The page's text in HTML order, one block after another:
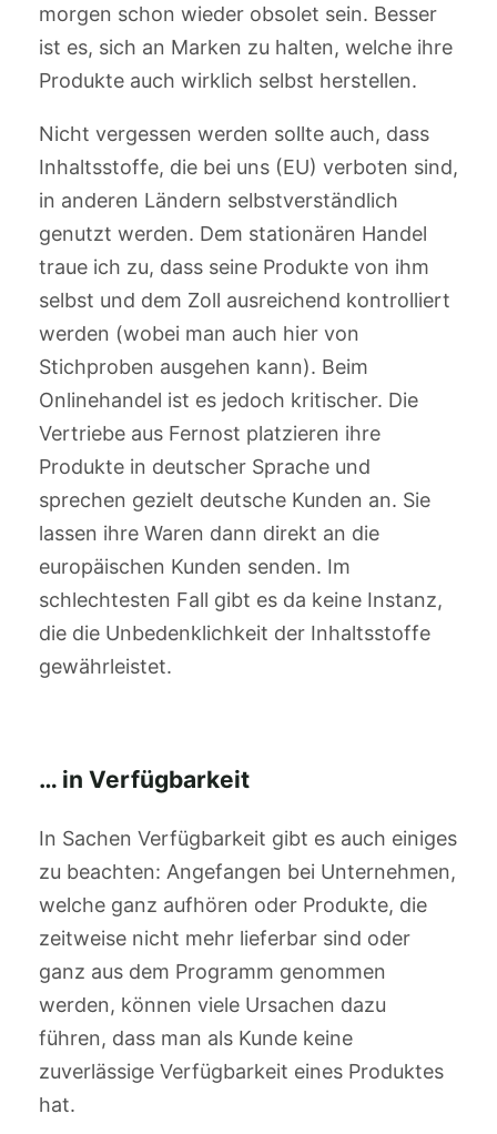
morgen schon wieder obsolet sein. Besser
ist es, sich an Marken zu halten, welche ihre
Produkte auch wirklich selbst herstellen.
Nicht vergessen werden sollte auch, dass
Inhaltsstoffe, die bei uns (EU) verboten sind,
in anderen Ländern selbstverständlich
genutzt werden. Dem stationären Handel
traue ich zu, dass seine Produkte von ihm
selbst und dem Zoll ausreichend kontrolliert
werden (wobei man auch hier von
Stichproben ausgehen kann). Beim
Onlinehandel ist es jedoch kritischer. Die
Vertriebe aus Fernost platzieren ihre
Produkte in deutscher Sprache und
sprechen gezielt deutsche Kunden an. Sie
lassen ihre Waren dann direkt an die
europäischen Kunden senden. Im
schlechtesten Fall gibt es da keine Instanz,
die die Unbedenklichkeit der Inhaltsstoffe
gewährleistet.
… in Verfügbarkeit
In Sachen Verfügbarkeit gibt es auch einiges
zu beachten: Angefangen bei Unternehmen,
welche ganz aufhören oder Produkte, die
zeitweise nicht mehr lieferbar sind oder
ganz aus dem Programm genommen
werden, können viele Ursachen dazu
führen, dass man als Kunde keine
zuverlässige Verfügbarkeit eines Produktes
hat.